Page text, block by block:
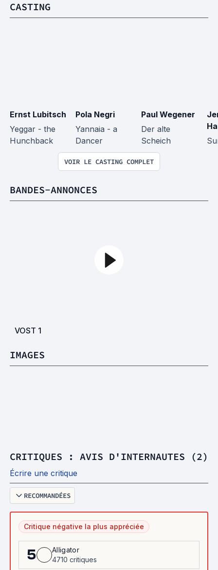
CASTING
Ernst Lubitsch
Yeggar - the
Hunchback
Pola Negri
Yannaia - a
Dancer
Paul Wegener
Der alte
Scheich
VOIR LE CASTING COMPLET
BANDES-ANNONCES
VOST 1
IMAGES
CRITIQUES : AVIS D'INTERNAUTES (2)
Écrire une critique
RECOMMANDÉES
Critique négative la plus appréciée
5
Alligator
4710 critiques